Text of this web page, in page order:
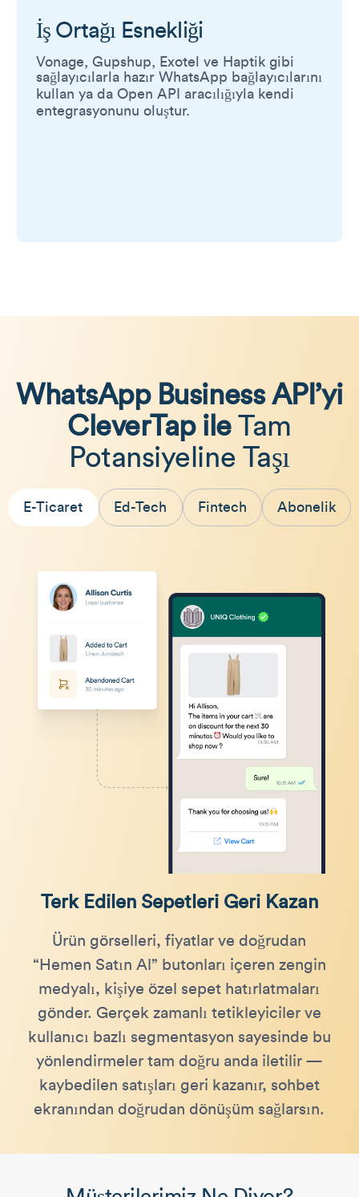
İş Ortağı Esnekliği
Vonage, Gupshup, Exotel ve Haptik gibi
sağlayıcılarla hazır WhatsApp bağlayıcılarını
kullan ya da Open API aracılığıyla kendi
entegrasyonunu oluştur.
WhatsApp Business API’yi
CleverTap ileTam
Potansiyeline Taşı
E-Ticaret Ed-Tech Fintech Abonelik
Terk Edilen Sepetleri Geri Kazan
Ürün görselleri, fiyatlar ve doğrudan
“Hemen Satın Al” butonları içeren zengin
medyalı, kişiye özel sepet hatırlatmaları
gönder. Gerçek zamanlı tetikleyiciler ve
kullanıcı bazlı segmentasyon sayesinde bu
yönlendirmeler tam doğru anda iletilir —
kaybedilen satışları geri kazanır, sohbet
ekranından doğrudan dönüşüm sağlarsın.